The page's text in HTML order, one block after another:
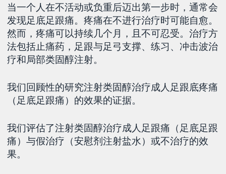
当一个人在不活动或负重后迈出第一步时，通常会
发现足底足跟痛。疼痛在不进行治疗时可能自愈。
然而，疼痛可以持续几个月，且不可忍受。治疗方
法包括止痛药，足跟与足弓支撑、练习、冲击波治
疗和局部类固醇注射。
我们回顾性的研究注射类固醇治疗成人足跟底疼痛
（足底足跟痛）的效果的证据。
我们评估了注射类固醇治疗成人足跟痛（足底足跟
痛）与假治疗（安慰剂注射盐水）或不治疗的效
果。